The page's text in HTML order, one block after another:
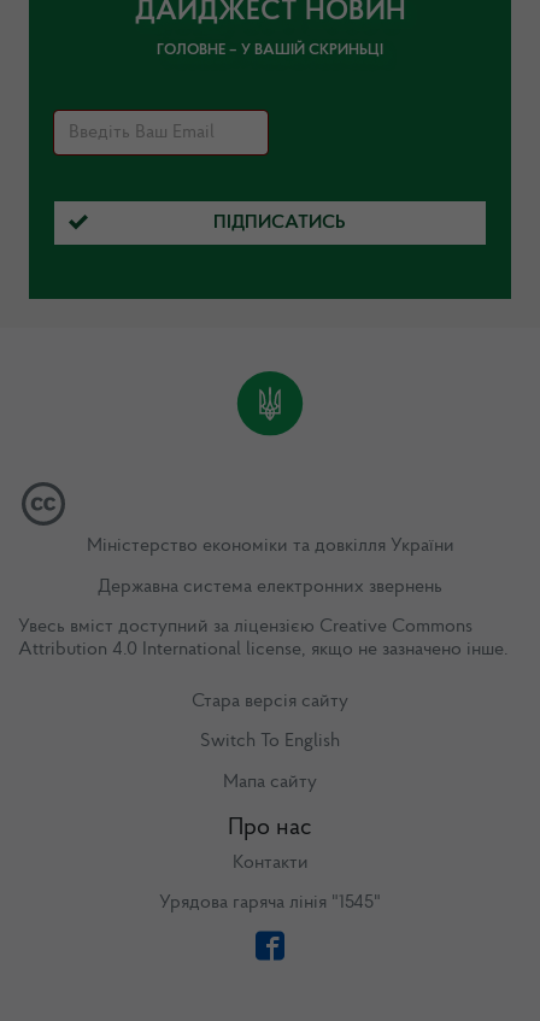
ДАЙДЖЕСТ НОВИН
ГОЛОВНЕ – У ВАШІЙ СКРИНЬЦІ
ПІДПИСАТИСЬ
Міністерство економіки та довкілля України
Державна система електронних звернень
Увесь вміст доступний за ліцензією Creative Commons
Attribution 4.0 International license, якщо не зазначено інше.
Стара версія сайту
Switch To English
Мапа сайту
Про нас
Контакти
Урядова гаряча лінія "1545"